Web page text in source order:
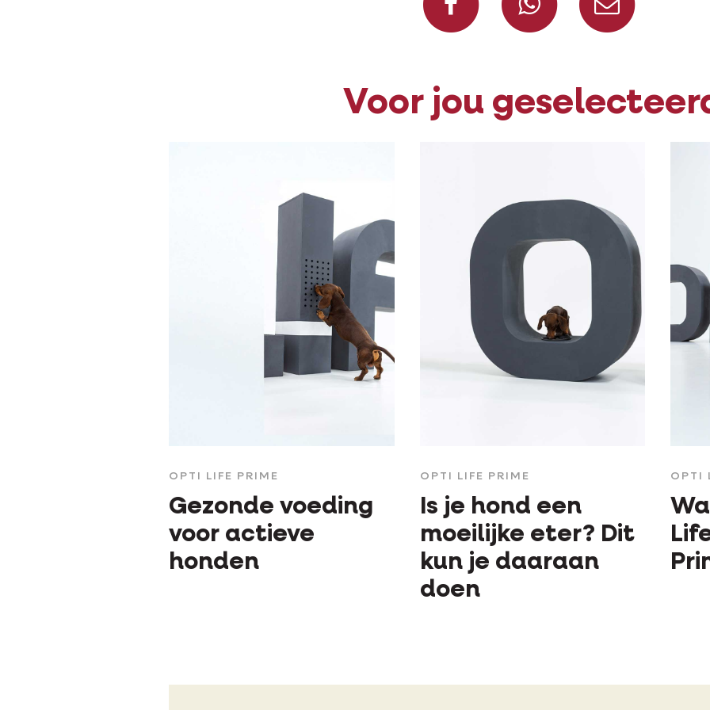
Voor jou
OPTI LIFE PRIME
Gezonde voeding
voor actieve
honden
OPTI LIFE PRIME
Is je hond een
moeilijke eter? Dit
kun je daaraan
doen
OPTI